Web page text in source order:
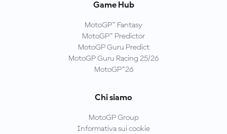
Game Hub
MotoGP™ Fantasy
MotoGP™ Predictor
MotoGP Guru Predict
MotoGP Guru Racing 25/26
MotoGP™26
Chi siamo
MotoGP Group
Informativa sui cookie